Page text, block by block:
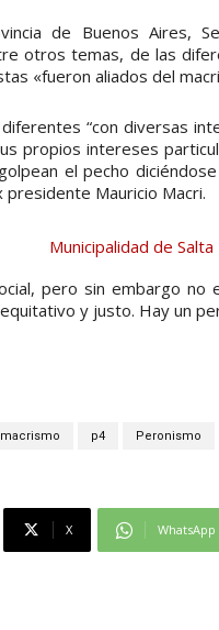
de Buenos Aires,
otros temas, de las
«fueron aliados del
“con diversas
propios intereses
el pecho
Mauricio Macri.
pero sin embargo no
y justo. Hay un
macrismo p4 Peronismo
X WhatsApp